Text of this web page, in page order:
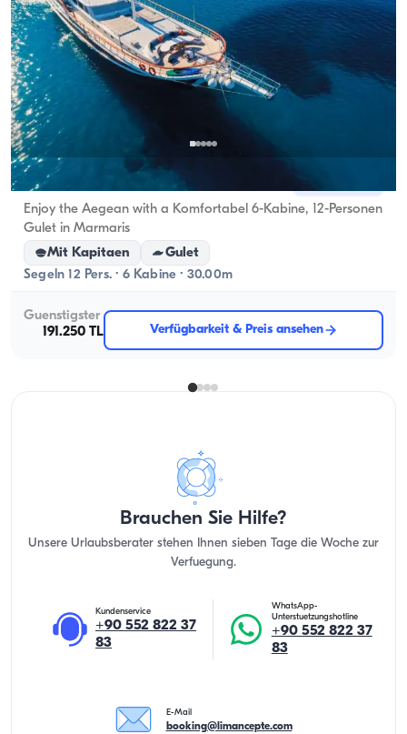
Marmaris, Muğla
Enjoy the Aegean with a Komfortabel 6-Kabine, 12-Personen
Gulet in Marmaris
Mit Kapitaen
Gulet
Segeln 12 Pers. · 6 Kabine · 30.00m
Guenstigster
191.250 TL
Verfügbarkeit & Preis ansehen
Brauchen Sie Hilfe?
Unsere Urlaubsberater stehen Ihnen sieben Tage die Woche zur
Verfuegung.
Kundenservice
+90 552 822 37
83
WhatsApp-
Unterstuetzungshotline
+90 552 822 37
83
E-Mail
booking@limancepte.com